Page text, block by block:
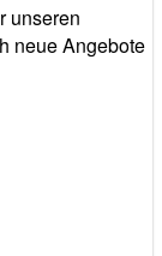
unseren
neue Angebote